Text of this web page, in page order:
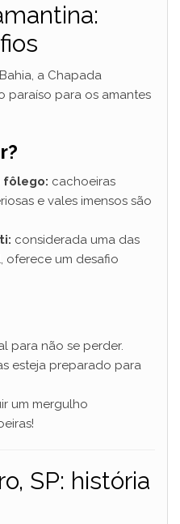
a Chapada
paraíso para os amantes
fôlego: cachoeiras
e vales imensos são
considerada uma das
oferece um desafio
para não se perder.
esteja preparado para
um mergulho
SP: história